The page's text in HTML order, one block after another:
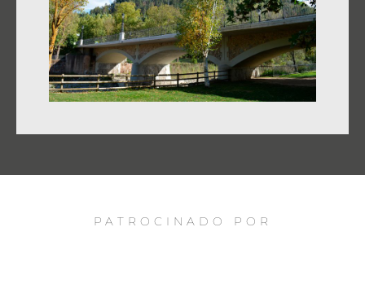
PATROCINADO POR